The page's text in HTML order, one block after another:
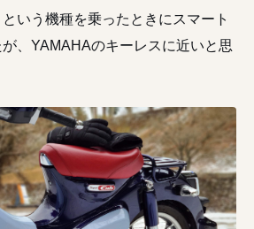
いう機種を乗ったときにスマート
、YAMAHAのキーレスに近いと思